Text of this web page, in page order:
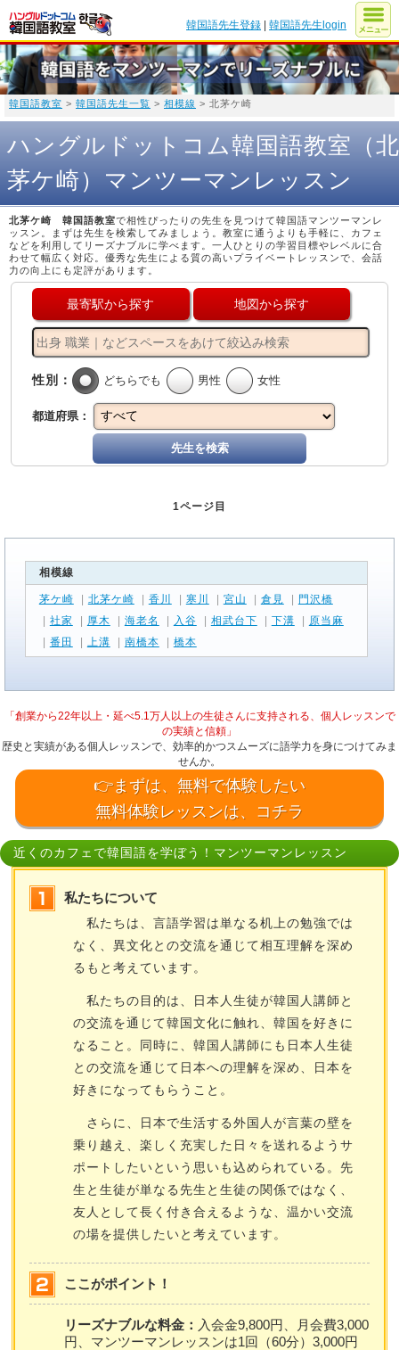
韓国語先生登録 |韓国語先生login
韓国語教室 > 韓国語先生一覧 > 相模線 > 北茅ケ崎
ハングルドットコム韓国語教室（北
茅ケ崎）マンツーマンレッスン
北茅ケ崎 韓国語教室で相性ぴったりの先生を見つけて韓国語マンツーマンレ
ッスン。まずは先生を検索してみましょう。教室に通うよりも手軽に、カフェ
などを利用してリーズナブルに学べます。一人ひとりの学習目標やレベルに合
わせて幅広く対応。優秀な先生による質の高いプライベートレッスンで、会話
力の向上にも定評があります。
最寄駅から探す 地図から探す
性別： どちらでも 男性 女性
都道府県：
先生を検索
1ページ目
相模線
茅ケ崎 北茅ケ崎 香川 寒川 宮山 倉見
門沢橋
社家 厚木 海老名 入谷 相武台下 下溝
原当麻
番田 上溝 南橋本 橋本
「創業から22年以上・延べ5.1万人以上の生徒さんに支持される、個人レッスンで
の実績と信頼」
歴史と実績がある個人レッスンで、効率的かつスムーズに語学力を身につけてみま
せんか。
👉まずは、無料で体験したい
無料体験レッスンは、コチラ
近くのカフェで韓国語を学ぼう！マンツーマンレッスン
私たちについて
私たちは、言語学習は単なる机上の勉強では
なく、異文化との交流を通じて相互理解を深め
るもと考えています。
私たちの目的は、日本人生徒が韓国人講師と
の交流を通じて韓国文化に触れ、韓国を好きに
なること。同時に、韓国人講師にも日本人生徒
との交流を通じて日本への理解を深め、日本を
好きになってもらうこと。
さらに、日本で生活する外国人が言葉の壁を
乗り越え、楽しく充実した日々を送れるようサ
ポートしたいという思いも込められている。先
生と生徒が単なる先生と生徒の関係ではなく、
友人として長く付き合えるような、温かい交流
の場を提供したいと考えています。
ここがポイント！
リーズナブルな料金： 入会金9,800円、月会費3,000
円、マンツーマンレッスンは1回（60分）3,000円